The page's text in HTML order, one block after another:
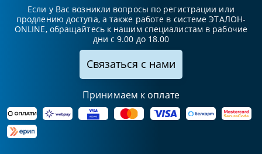
Если у Вас возникли вопросы по регистрации или
продлению доступа, а также работе в системе ЭТАЛОН-
ONLINE, обращайтесь к нашим специалистам в рабочие
дни с 9.00 до 18.00
Связаться с нами
Принимаем к оплате